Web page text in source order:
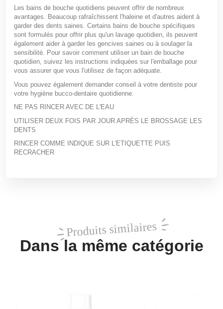
Les bains de bouche quotidiens peuvent offrir de nombreux
avantages. Beaucoup rafraîchissent l'haleine et d'autres aident à
garder des dents saines. Certains bains de bouche spécifiques
sont formulés pour offrir plus qu'un lavage quotidien, ils peuvent
également aider à garder les gencives saines ou à soulager la
sensibilité. Pour savoir comment utiliser un bain de bouche
quotidien, suivez les instructions indiquées sur l'emballage pour
vous assurer que vous l'utilisez de façon adéquate.
Vous pouvez également demander conseil à votre dentiste pour
votre hygiène bucco-dentaire quotidienne.
NE PAS RINCER AVEC DE L'EAU
UTILISER DEUX FOIS PAR JOUR APRÈS LE BROSSAGE LES
DENTS
RINCER COMME INDIQUE SUR L'ETIQUETTE PUIS
RECRACHER
Produits similaires
Dans la même catégorie